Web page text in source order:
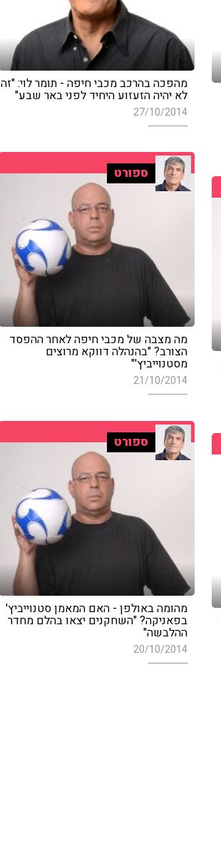
מהפכה בהרכב מכבי חיפה - תומר לוי: "זה
לא יהיה הזעזוע היחיד לפני באר שבע"
27/10/2014
ספורט
מה מצבה של מכבי חיפה לאחר ההפסד
הצורב? "בהנהלה דווקא מרוצים
מסטנוייביץ'"
21/10/2014
ספורט
מהומה באולפן - האם המאמן סטנוייביץ'
בפאניקה? "השחקנים יצאו בהלם מחדר
ההלבשה"
20/10/2014